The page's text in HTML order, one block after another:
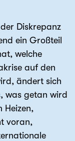
Diskrepanz
ein Großteil
welche
auf den
ändert sich
was getan wird
Heizen,
voran,